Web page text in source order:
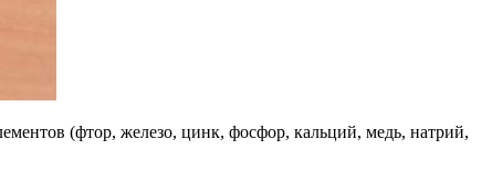
(фтор, железо, цинк, фосфор, кальций, медь, натрий,